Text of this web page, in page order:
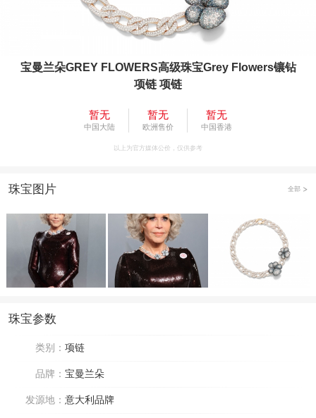
宝曼兰朵GREY FLOWERS高级珠宝Grey Flowers镶钻
项链 项链
暂无
中国大陆
暂无
欧洲售价
暂无
中国香港
以上为官方媒体公价，仅供参考
珠宝图片 全部
珠宝参数
类别： 项链
品牌： 宝曼兰朵
发源地： 意大利品牌